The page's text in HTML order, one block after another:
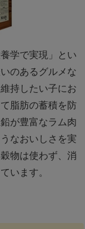
学で実現」とい
のあるグルメな
持したい子にお
脂肪の蓄積を防
が豊富なラム肉
なおいしさを実
物は使わず、消
います。